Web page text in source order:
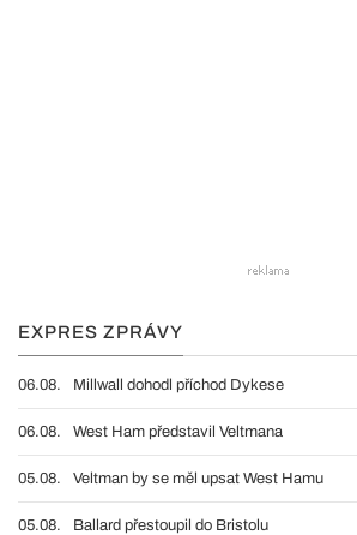
EXPRES ZPRÁVY
06.08. Millwall dohodl příchod Dykese
06.08. West Ham představil Veltmana
05.08. Veltman by se měl upsat West Hamu
05.08. Ballard přestoupil do Bristolu